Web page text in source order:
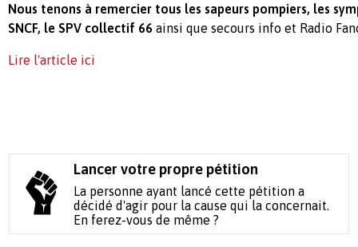
Nous tenons à remercier tous les sapeurs pompiers, les
SNCF, le SPV collectif 66 ainsi que secours info et Radio
Lire l'article ici
Lancer votre propre pétition
La personne ayant lancé cette pétition a
décidé d'agir pour la cause qui la concernait.
En ferez-vous de même ?